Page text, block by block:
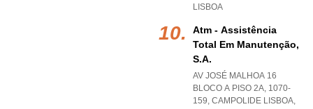
LISBOA
Atm - Assistência
Total Em Manutenção,
S.a.
AV JOSÉ MALHOA 16
BLOCO A PISO 2A, 1070-
159, CAMPOLIDE LISBOA,